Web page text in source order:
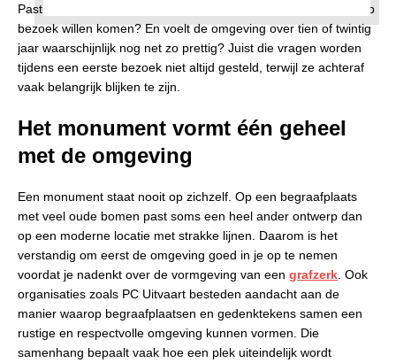
Past de locatie nog steeds als kinderen of kleinkinderen later op
bezoek willen komen? En voelt de omgeving over tien of twintig
jaar waarschijnlijk nog net zo prettig? Juist die vragen worden
tijdens een eerste bezoek niet altijd gesteld, terwijl ze achteraf
vaak belangrijk blijken te zijn.
Het monument vormt één geheel
met de omgeving
Een monument staat nooit op zichzelf. Op een begraafplaats
met veel oude bomen past soms een heel ander ontwerp dan
op een moderne locatie met strakke lijnen. Daarom is het
verstandig om eerst de omgeving goed in je op te nemen
voordat je nadenkt over de vormgeving van een grafzerk . Ook
organisaties zoals PC Uitvaart besteden aandacht aan de
manier waarop begraafplaatsen en gedenktekens samen een
rustige en respectvolle omgeving kunnen vormen. Die
samenhang bepaalt vaak hoe een plek uiteindelijk wordt